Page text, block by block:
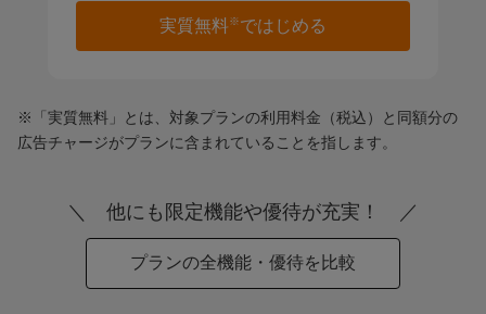
実質無料※ではじめる
※「実質無料」とは、対象プランの利用料金（税込）と同額分の
広告チャージがプランに含まれていることを指します。
＼ 他にも限定機能や優待が充実！ ／
プランの全機能・優待を比較